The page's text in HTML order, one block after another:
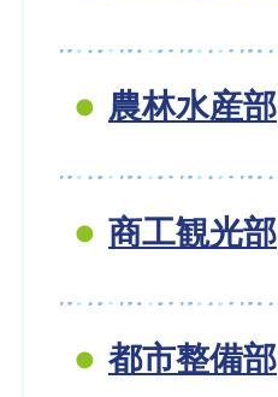
農林水産部
商工観光部
都市整備部